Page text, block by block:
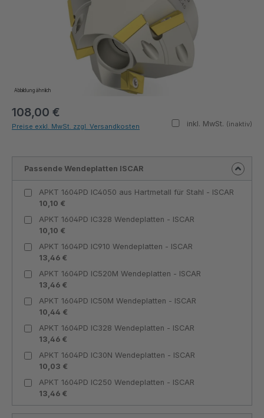
Abbildung ähnlich
108,00 €
inkl. MwSt. (inaktiv)
Preise exkl. MwSt. zzgl. Versandkosten
Passende Wendeplatten ISCAR
APKT 1604PD IC4050 aus Hartmetall für Stahl - ISCAR
10,10 €
APKT 1604PD IC328 Wendeplatten - ISCAR
10,10 €
APKT 1604PD IC910 Wendeplatten - ISCAR
13,46 €
APKT 1604PD IC520M Wendeplatten - ISCAR
13,46 €
APKT 1604PD IC50M Wendeplatten - ISCAR
10,44 €
APKT 1604PD IC328 Wendeplatten - ISCAR
13,46 €
APKT 1604PD IC30N Wendeplatten - ISCAR
10,03 €
APKT 1604PD IC250 Wendeplatten - ISCAR
13,46 €